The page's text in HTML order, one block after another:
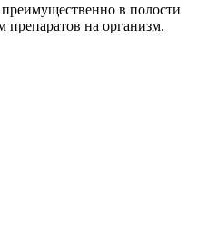
в полости
на организм.